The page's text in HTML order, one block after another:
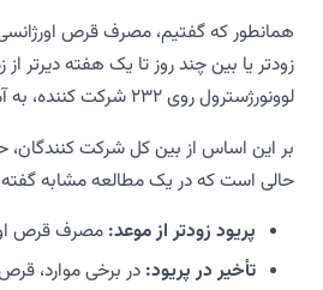
همانطور که گفتیم، مصرف قرص اورژانسی
زودتر یا بین چند روز تا یک هفته دیرتر
لوونورژسترول روی 232 شرکت کننده، به آمار جالب بر تأثیر این قرص‌ها روی زمان پریود دست پیدا کردند.
حالی است که در یک مطالعه مشابه گفته شد که تنها 5 درصد از زنان با خونریزی‌های نامنظم بعد از مصرف
پریود زودتر از موعد: مصرف قرص
تأخیر در پریود: در برخی موارد،